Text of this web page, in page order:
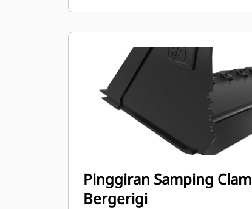
Pinggiran Samping Clam
Bergerigi